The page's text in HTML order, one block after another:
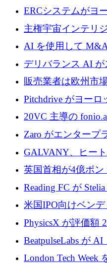
Aavuus が、スペー
レシード資金を獲得
ERCシステムがヨ
埋めるために設計
であるVictorを発表
主権宇宙インテリ
中、ICEYEは評価
5,000万ユーロを調達
AI を使用して
るために 110 万ユ
デリバランス AI
あるエンタープラ
販売業者は欧州市
ロを確保
Pitchdrive がヨー
業者を支援するた
20VC 主導の
ラットフォームの
Zaro がエンタープ
するために 510 万
GALVANY、ヒー
ドラウンドで1,000
英国首相が4億ポ
国の新興企業は「
まる」
Reading FC が
協力して AI Center
米国IPO向けベン
PhysicsX が評価額
達
BeatpulseLabs が
張するために 180
London Tech Week